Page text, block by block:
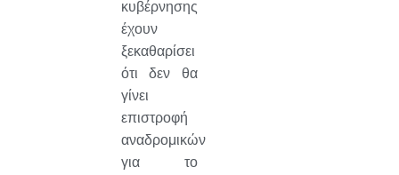
κυβέρνησης
έχουν
ξεκαθαρίσει
ότι δεν θα
γίνει
επιστροφή
αναδρομικών
για το